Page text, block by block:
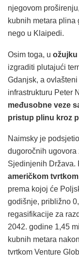
njegovom
kubnih metara plina
nego u Klaipedi.
Osim toga, u ožujku
izgraditi plutajući
Gdanjsk, a
infrastrukturu Peter
međusobne veze
pristup plinu kroz
Naimsky je
dugoročnih
Sjedinjenih Država.
američkom
prema kojoj će
godišnje, približno
regasifikacije za
2042. godine 1,45
kubnih metara
tvrtkom Venture